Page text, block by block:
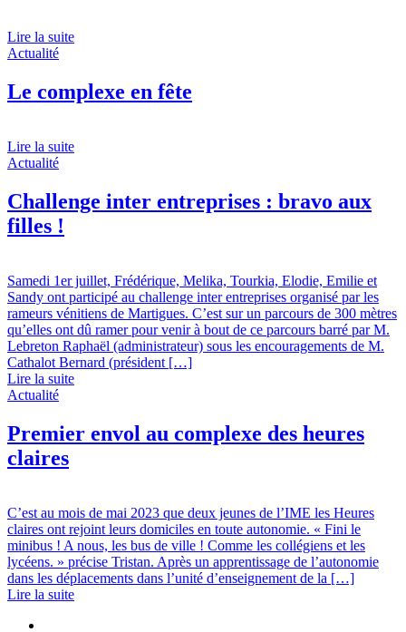
Lire la suite
Actualité
Le complexe en fête
Lire la suite
Actualité
Challenge inter entreprises : bravo aux
filles !
Samedi 1er juillet, Frédérique, Melika, Tourkia, Elodie, Emilie et
Sandy ont participé au challenge inter entreprises organisé par les
rameurs vénitiens de Martigues. C’est sur un parcours de 300 mètres
qu’elles ont dû ramer pour venir à bout de ce parcours barré par M.
Lebreton Raphaël (administrateur) sous les encouragements de M.
Cathalot Bernard (président […]
Lire la suite
Actualité
Premier envol au complexe des heures
claires
C’est au mois de mai 2023 que deux jeunes de l’IME les Heures
claires ont rejoint leurs domiciles en toute autonomie. « Fini le
minibus ! A nous, les bus de ville ! Comme les collégiens et les
lycéens. » précise Tristan. Après un apprentissage de l’autonomie
dans les déplacements dans l’unité d’enseignement de la […]
Lire la suite